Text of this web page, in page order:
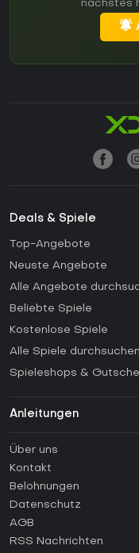
nächstes
Deals & Spiele
Top-Angebote
Neuste Angebote
Alle Angebote
Beliebte Spiele
Kostenlose Spiele
Alle Spiele durchsuchen
Spieleshops &
Anleitungen
Anleitungen
Wie aktiviert man einen
Wie aktiviert man einen
Wie aktiviert man einen
Wie aktiviert man
Über uns
Kontakt
Belohnungen
Datenschutz
AGB
RSS Nachrichten